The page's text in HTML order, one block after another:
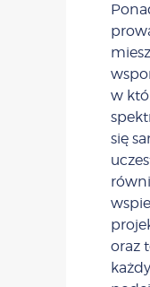
w
się
oraz